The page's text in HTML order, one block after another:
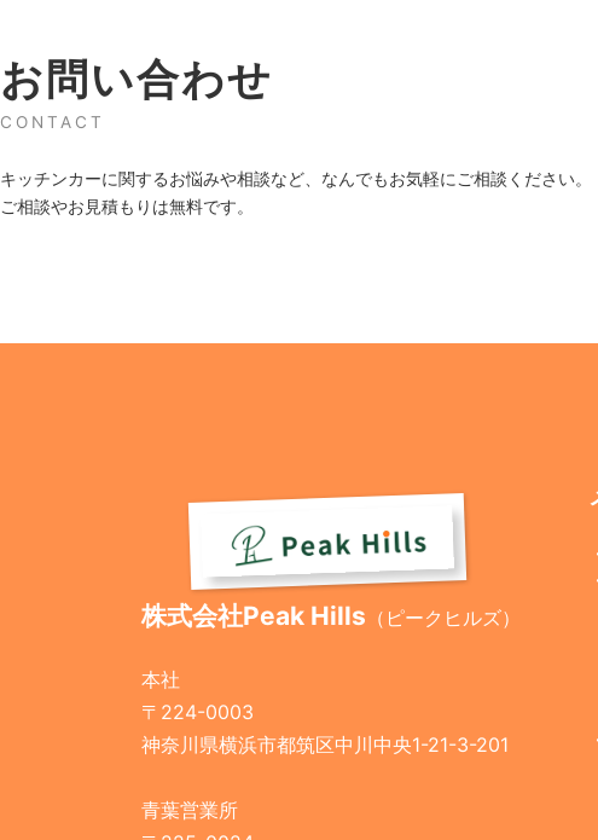
お問い合わせ
CONTACT
キッチンカーに関するお悩みや相談など、なんでもお気軽にご相談ください。
ご相談やお見積もりは無料です。
株式会社Peak Hills （ピークヒルズ）
本社
〒224-0003
神奈川県横浜市都筑区中川中央1-21-3-201
青葉営業所